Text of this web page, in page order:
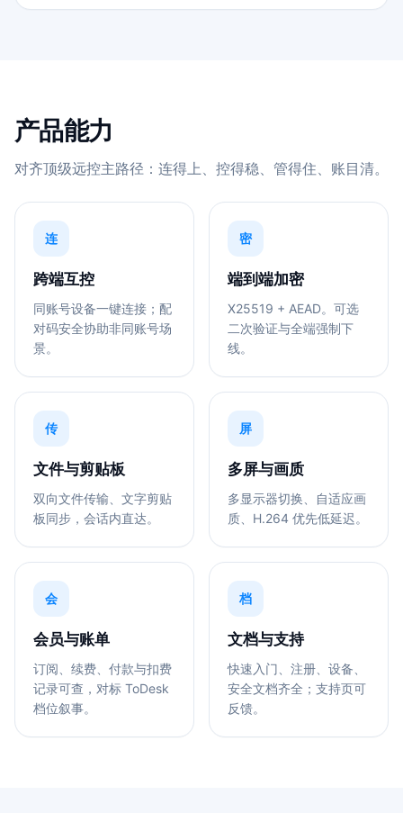
产品能力
对齐顶级远控主路径：连得上、控得稳、管得住、账目清。
连
跨端互控
同账号设备一键连接；配
对码安全协助非同账号场
景。
密
端到端加密
X25519 + AEAD。可选
二次验证与全端强制下
线。
传
文件与剪贴板
双向文件传输、文字剪贴
板同步，会话内直达。
屏
多屏与画质
多显示器切换、自适应画
质、H.264 优先低延迟。
会
会员与账单
订阅、续费、付款与扣费
记录可查，对标 ToDesk
档位叙事。
档
文档与支持
快速入门、注册、设备、
安全文档齐全；支持页可
反馈。